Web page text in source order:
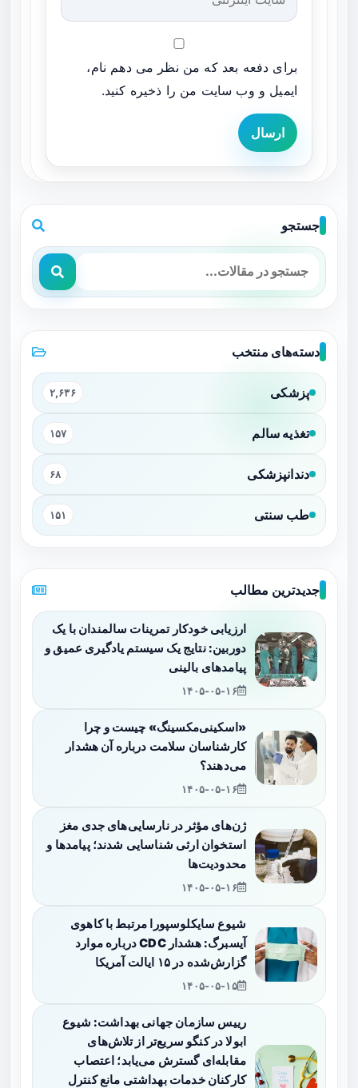
برای دفعه بعد که من نظر می دهم نام،
ایمیل و وب سایت من را ذخیره کنید.
ارسال
جستجو
دسته‌های منتخب
پزشکی ۲,۶۳۶
تغذیه سالم ۱۵۷
دندانپزشکی ۶۸
طب سنتی ۱۵۱
جدیدترین مطالب
ارزیابی خودکار تمرینات سالمندان با یک
دوربین: نتایج یک سیستم یادگیری عمیق و
پیامدهای بالینی
۱۴۰۵-۰۵-۱۶
«اسکینی‌مکسینگ» چیست و چرا
کارشناسان سلامت درباره آن هشدار
می‌دهند؟
۱۴۰۵-۰۵-۱۶
ژن‌های مؤثر در نارسایی‌های جدی مغز
استخوان ارثی شناسایی شدند؛ پیامدها و
محدودیت‌ها
۱۴۰۵-۰۵-۱۶
شیوع سایکلوسپورا مرتبط با کاهوی
آیسبرگ: هشدار CDC درباره موارد
گزارش‌شده در ۱۵ ایالت آمریکا
۱۴۰۵-۰۵-۱۵
رییس سازمان جهانی بهداشت: شیوع
ابولا در کنگو سریع‌تر از تلاش‌های
مقابله‌ای گسترش می‌یابد؛ اعتصاب
کارکنان خدمات بهداشتی مانع کنترل